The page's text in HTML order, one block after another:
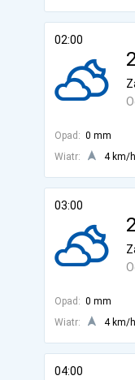
02:00
Opad: 0 mm
Wiatr:
4 km/h
03:00
Opad: 0 mm
Wiatr:
4 km/h
04:00